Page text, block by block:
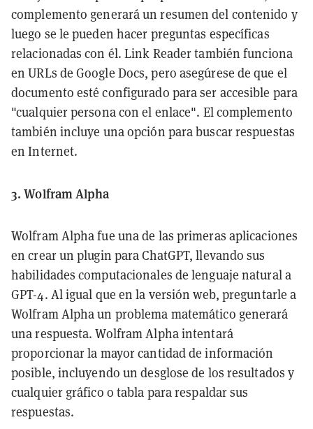
complemento generará un resumen del contenido y
luego se le pueden hacer preguntas específicas
relacionadas con él. Link Reader también funciona
en URLs de Google Docs, pero asegúrese de que el
documento esté configurado para ser accesible para
"cualquier persona con el enlace". El complemento
también incluye una opción para buscar respuestas
en Internet.
3. Wolfram Alpha
Wolfram Alpha fue una de las primeras aplicaciones
en crear un plugin para ChatGPT, llevando sus
habilidades computacionales de lenguaje natural a
GPT-4. Al igual que en la versión web, preguntarle a
Wolfram Alpha un problema matemático generará
una respuesta. Wolfram Alpha intentará
proporcionar la mayor cantidad de información
posible, incluyendo un desglose de los resultados y
cualquier gráfico o tabla para respaldar sus
respuestas.